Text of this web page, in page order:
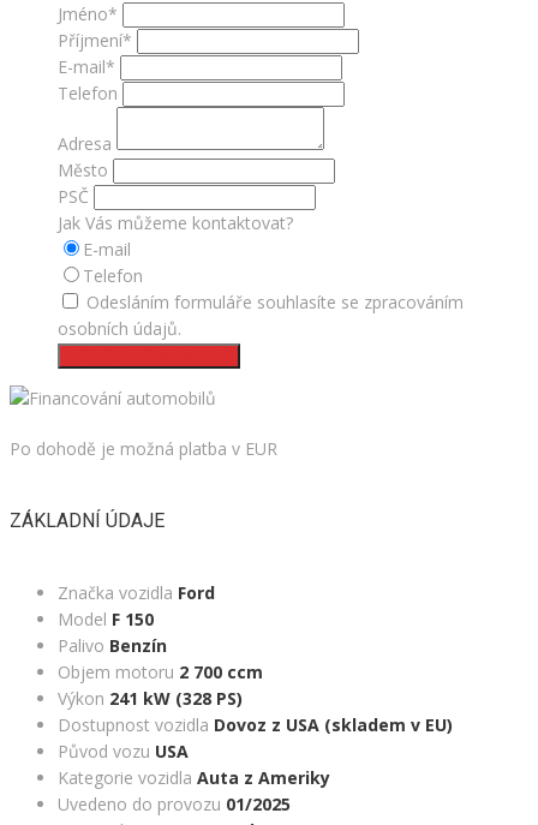
Jméno*
Příjmení*
E-mail*
Telefon
Adresa
Město
PSČ
Jak Vás můžeme kontaktovat?
E-mail
Telefon
Odesláním formuláře souhlasíte se zpracováním
osobních údajů.
Po dohodě je možná platba v EUR
ZÁKLADNÍ ÚDAJE
Značka vozidla Ford
Model F 150
Palivo Benzín
Objem motoru 2 700 ccm
Výkon 241 kW (328 PS)
Dostupnost vozidla Dovoz z USA (skladem v EU)
Původ vozu USA
Kategorie vozidla Auta z Ameriky
Uvedeno do provozu 01/2025